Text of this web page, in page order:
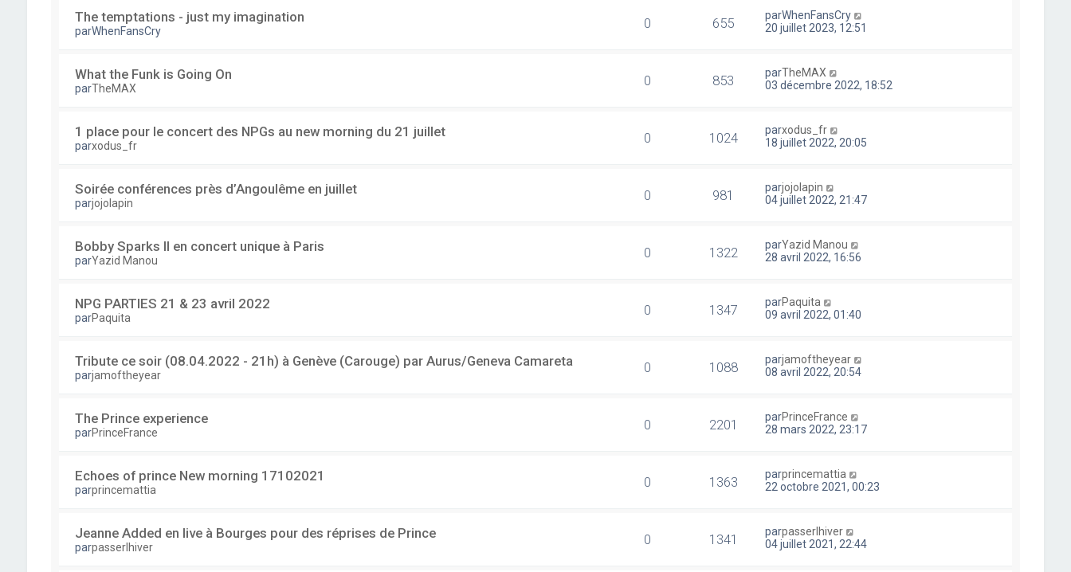
The temptations - just my imagination
parWhenFansCry 0 655 parWhenFansCry
20 juillet 2023, 12:51
What the Funk is Going On
parTheMAX 0 853 parTheMAX
03 décembre 2022, 18:52
1 place pour le concert des NPGs au new morning du 21 juillet
parxodus_fr 0 1024 parxodus_fr
18 juillet 2022, 20:05
Soirée conférences près d’Angoulême en juillet
parjojolapin 0 981 parjojolapin
04 juillet 2022, 21:47
Bobby Sparks II en concert unique à Paris
parYazid Manou 0 1322 parYazid Manou
28 avril 2022, 16:56
NPG PARTIES 21 & 23 avril 2022
parPaquita 0 1347 parPaquita
09 avril 2022, 01:40
Tribute ce soir (08.04.2022 - 21h) à Genève (Carouge) par Aurus/Geneva Camareta
parjamoftheyear 0 1088 parjamoftheyear
08 avril 2022, 20:54
The Prince experience
parPrinceFrance 0 2201 parPrinceFrance
28 mars 2022, 23:17
Echoes of prince New morning 17102021
parprincemattia 0 1363 parprincemattia
22 octobre 2021, 00:23
Jeanne Added en live à Bourges pour des réprises de Prince
parpasserlhiver 0 1341 parpasserlhiver
04 juillet 2021, 22:44